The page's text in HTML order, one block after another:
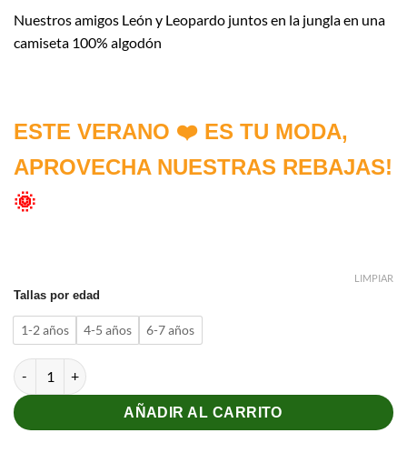
Nuestros amigos León y Leopardo juntos en la jungla en una
camiseta 100% algodón
ESTE VERANO ❤️ ES TU MODA,
APROVECHA NUESTRAS REBAJAS!
🌞
Tallas por edad
1-2 años 4-5 años 6-7 años
LIMPIAR
Camiseta Safari Club cantidad
AÑADIR AL CARRITO